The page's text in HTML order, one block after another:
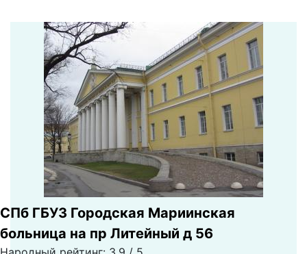
СПб ГБУЗ Городская Мариинская
больница на пр Литейный д 56